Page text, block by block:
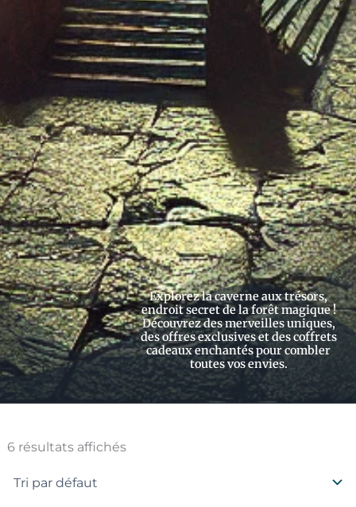
Explorez la caverne aux trésors,
endroit secret de la forêt magique !
Découvrez des merveilles uniques,
des offres exclusives et des coffrets
cadeaux enchantés pour combler
toutes vos envies.
6 résultats affichés